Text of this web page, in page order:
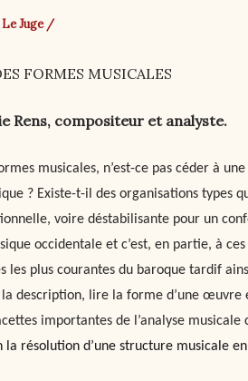
Juge /
FORMES MUSICALES
Rens, compositeur et analyste.
musicales, n’est-ce pas céder à
? Existe-t-il des organisations
voire déstabilisante pour un
occidentale et c’est, en partie, à
les plus courantes du baroque tardif
description, lire la forme d’une œuvre
importantes de l’analyse
la résolution d’une structure musicale